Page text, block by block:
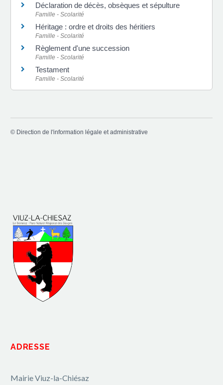
Déclaration de décès, obsèques et sépulture
Famille - Scolarité
Héritage : ordre et droits des héritiers
Famille - Scolarité
Règlement d'une succession
Famille - Scolarité
Testament
Famille - Scolarité
© Direction de l'information légale et administrative
ADRESSE
Mairie Viuz-la-Chiésaz